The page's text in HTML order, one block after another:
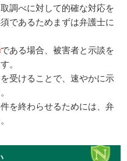
調べに対して的確な対応を
であるためまずは弁護士に
である場合、被害者と示談を
。
受けることで、速やかに示
を終わらせるためには、弁